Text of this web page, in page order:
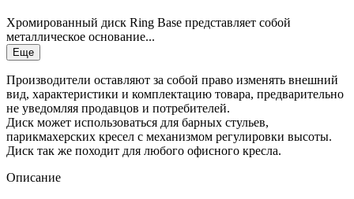
Хромированный диск Ring Base представляет собой
металлическое основание...
Еще
Производители оставляют за собой право изменять внешний
вид, характеристики и комплектацию товара, предварительно
не уведомляя продавцов и потребителей.
Диск может использоваться для барных стульев,
парикмахерских кресел с механизмом регулировки высоты.
Диск так же походит для любого офисного кресла.
Описание